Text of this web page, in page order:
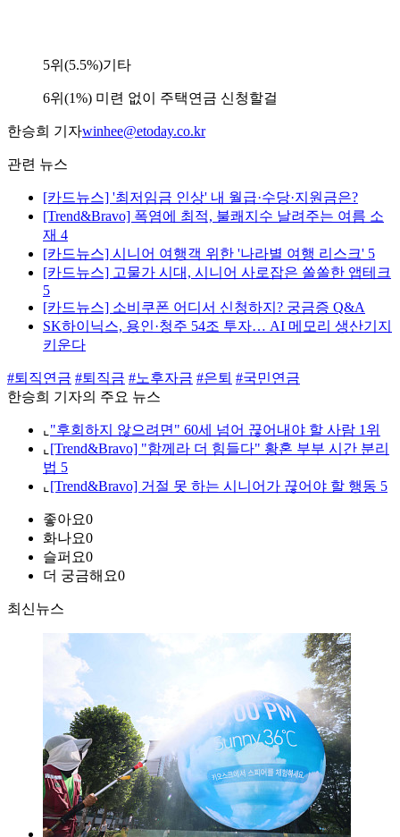
5위(5.5%)기타
6위(1%) 미련 없이 주택연금 신청할걸
한승희 기자winhee@etoday.co.kr
관련 뉴스
[카드뉴스] '최저임금 인상' 내 월급·수당·지원금은?
[Trend&Bravo] 폭염에 최적, 불쾌지수 날려주는 여름 소
재 4
[카드뉴스] 시니어 여행객 위한 '나라별 여행 리스크' 5
[카드뉴스] 고물가 시대, 시니어 사로잡은 쏠쏠한 앱테크
5
[카드뉴스] 소비쿠폰 어디서 신청하지? 궁금증 Q&A
SK하이닉스, 용인·청주 54조 투자… AI 메모리 생산기지
키운다
#퇴직연금 #퇴직금 #노후자금 #은퇴 #국민연금
한승희 기자의 주요 뉴스
⌞ "후회하지 않으려면" 60세 넘어 끊어내야 할 사람 1위
⌞ [Trend&Bravo] "함께라 더 힘들다" 황혼 부부 시간 분리
법 5
⌞ [Trend&Bravo] 거절 못 하는 시니어가 끊어야 할 행동 5
좋아요0
화나요0
슬퍼요0
더 궁금해요0
최신뉴스